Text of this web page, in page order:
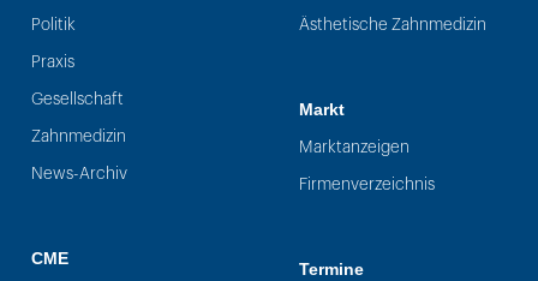
Politik
Praxis
Gesellschaft
Zahnmedizin
News-Archiv
CME
Ästhetische Zahnmedizin
Markt
Marktanzeigen
Firmenverzeichnis
Termine